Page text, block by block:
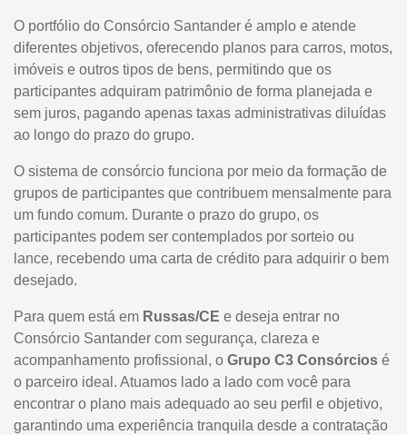
O portfólio do Consórcio Santander é amplo e atende
diferentes objetivos, oferecendo planos para carros, motos,
imóveis e outros tipos de bens, permitindo que os
participantes adquiram patrimônio de forma planejada e
sem juros, pagando apenas taxas administrativas diluídas
ao longo do prazo do grupo.
O sistema de consórcio funciona por meio da formação de
grupos de participantes que contribuem mensalmente para
um fundo comum. Durante o prazo do grupo, os
participantes podem ser contemplados por sorteio ou
lance, recebendo uma carta de crédito para adquirir o bem
desejado.
Para quem está em Russas/CE e deseja entrar no
Consórcio Santander com segurança, clareza e
acompanhamento profissional, o Grupo C3 Consórcios é
o parceiro ideal. Atuamos lado a lado com você para
encontrar o plano mais adequado ao seu perfil e objetivo,
garantindo uma experiência tranquila desde a contratação